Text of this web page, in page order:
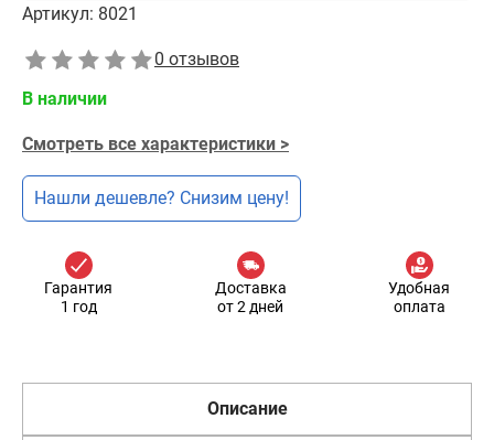
Артикул: 8021
0 отзывов
В наличии
Смотреть все характеристики >
Нашли дешевле? Снизим цену!
Гарантия
1 год
Доставка
от 2 дней
Удобная
оплата
Описание